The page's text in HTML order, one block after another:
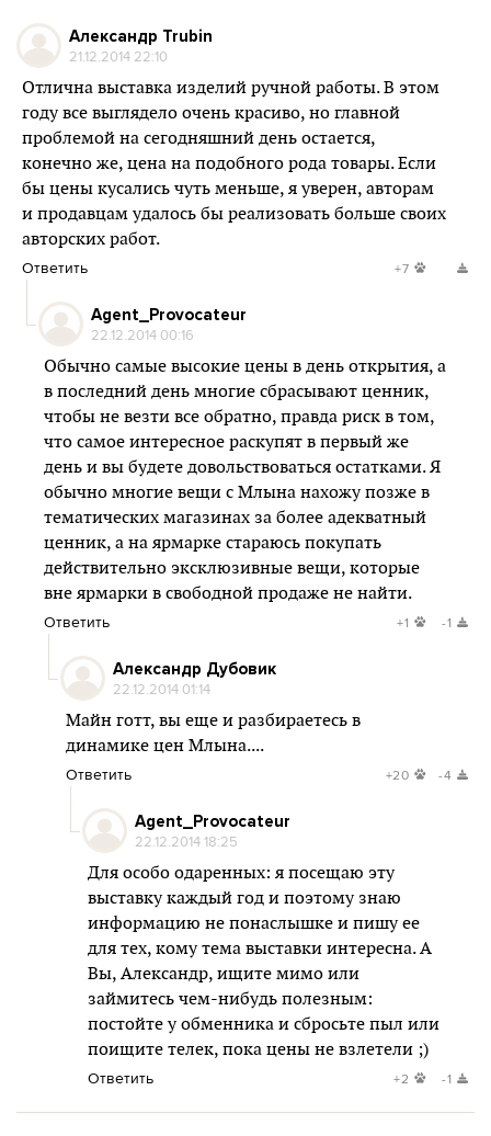
Александр Trubin
21.12.2014 22:10
Отлична выставка изделий ручной работы. В этом
году все выглядело очень красиво, но главной
проблемой на сегодняшний день остается,
конечно же, цена на подобного рода товары. Если
бы цены кусались чуть меньше, я уверен, авторам
и продавцам удалось бы реализовать больше своих
авторских работ.
Ответить +7
Agent_Provocateur
22.12.2014 00:16
Обычно самые высокие цены в день открытия, а
в последний день многие сбрасывают ценник,
чтобы не везти все обратно, правда риск в том,
что самое интересное раскупят в первый же
день и вы будете довольствоваться остатками. Я
обычно многие вещи с Млына нахожу позже в
тематических магазинах за более адекватный
ценник, а на ярмарке стараюсь покупать
действительно эксклюзивные вещи, которые
вне ярмарки в свободной продаже не найти.
Ответить +1 -1
Александр Дубовик
22.12.2014 01:14
Майн готт, вы еще и разбираетесь в
динамике цен Млына....
Ответить +20 -4
Agent_Provocateur
22.12.2014 18:25
Для особо одаренных: я посещаю эту
выставку каждый год и поэтому знаю
информацию не понаслышке и пишу ее
для тех, кому тема выставки интересна. А
Вы, Александр, ищите мимо или
займитесь чем-нибудь полезным:
постойте у обменника и сбросьте пыл или
поищите телек, пока цены не взлетели ;)
Ответить +2 -1